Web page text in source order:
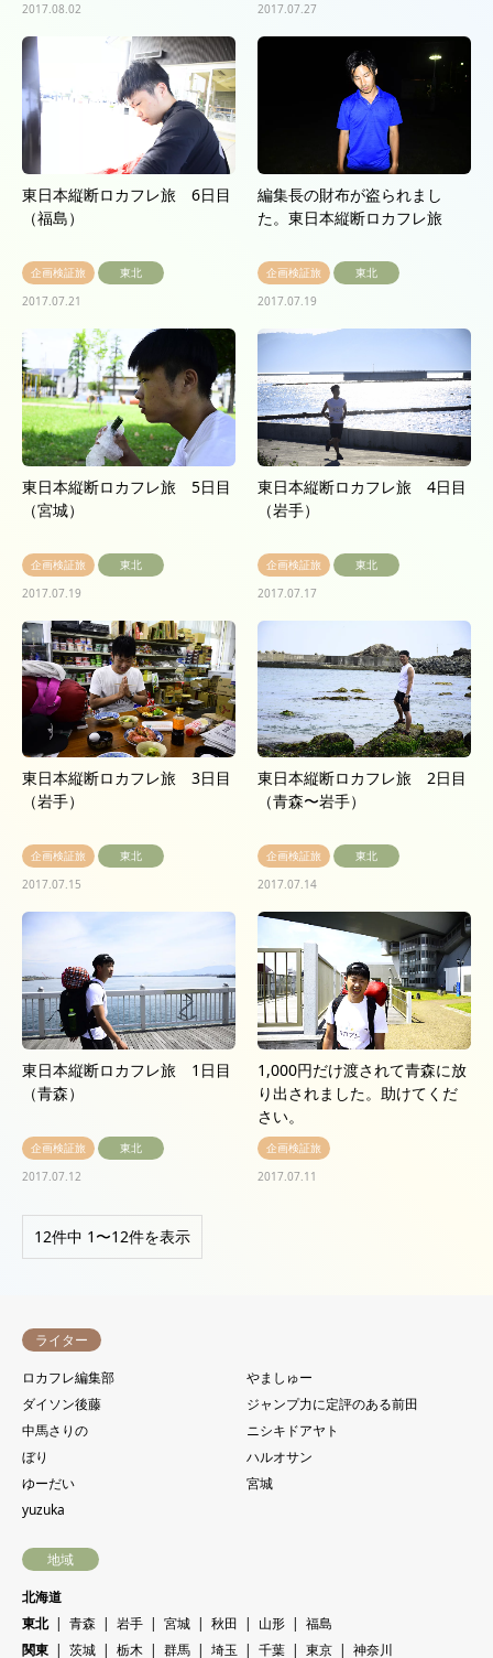
2017.08.02
2017.07.27
東日本縦断ロカフレ旅 6日目
（福島）
企画検証旅
東北
2017.07.21
編集長の財布が盗られまし
た。東日本縦断ロカフレ旅
企画検証旅
東北
2017.07.19
東日本縦断ロカフレ旅 5日目
（宮城）
企画検証旅
東北
2017.07.19
東日本縦断ロカフレ旅 4日目
（岩手）
企画検証旅
東北
2017.07.17
東日本縦断ロカフレ旅 3日目
（岩手）
企画検証旅
東北
2017.07.15
東日本縦断ロカフレ旅 2日目
（青森〜岩手）
企画検証旅
東北
2017.07.14
東日本縦断ロカフレ旅 1日目
（青森）
企画検証旅
東北
2017.07.12
1,000円だけ渡されて青森に放
り出されました。助けてくだ
さい。
企画検証旅
2017.07.11
12件中 1〜12件を表示
ライター
ロカフレ編集部
やましゅー
ダイソン後藤
ジャンプ力に定評のある前田
中馬さりの
ニシキドアヤト
ぼり
ハルオサン
ゆーだい
宮城
yuzuka
地域
北海道
東北
青森 岩手 宮城 秋田 山形
福島
関東
茨城 栃木 群馬 埼玉 千葉 東京 神奈川